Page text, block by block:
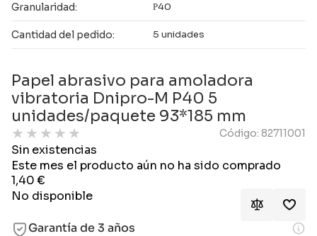
Granularidad: Р40
Cantidad del pedido: 5 unidades
Papel abrasivo para amoladora
vibratoria Dnipro-M P40 5
unidades/paquete 93*185 mm
★ ★ ★ ★ ★ Código: 82711001
Sin existencias
Este mes el producto aún no ha sido comprado
1,40€
No disponible
Garantía de 3 años